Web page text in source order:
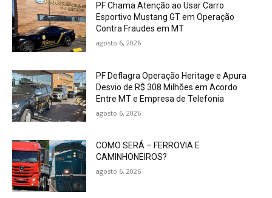
PF Chama Atenção ao Usar Carro
Esportivo Mustang GT em Operação
Contra Fraudes em MT
agosto 6, 2026
PF Deflagra Operação Heritage e Apura
Desvio de R$ 308 Milhões em Acordo
Entre MT e Empresa de Telefonia
agosto 6, 2026
COMO SERÁ – FERROVIA E
CAMINHONEIROS?
agosto 6, 2026